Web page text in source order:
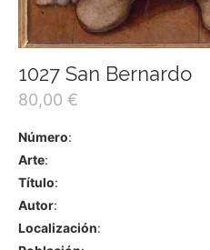
1027 San Bernardo
80,00 €
Número:
Arte:
Título:
Autor:
Localización: